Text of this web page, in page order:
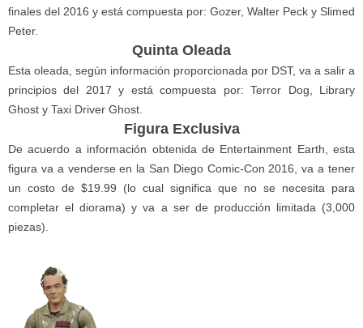
finales del 2016 y está compuesta por: Gozer, Walter Peck y Slimed
Peter.
Quinta Oleada
Esta oleada, según información proporcionada por DST, va a salir a
principios del 2017 y está compuesta por: Terror Dog, Library
Ghost y Taxi Driver Ghost.
Figura Exclusiva
De acuerdo a información obtenida de Entertainment Earth, esta
figura va a venderse en la San Diego Comic-Con 2016, va a tener
un costo de $19.99 (lo cual significa que no se necesita para
completar el diorama) y va a ser de producción limitada (3,000
piezas).